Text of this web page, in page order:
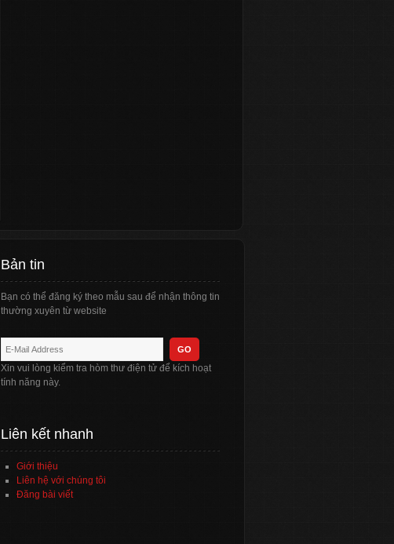
Bản tin
Bạn có thể đăng ký theo mẫu sau để nhận thông tin
thường xuyên từ website
Xin vui lòng kiểm tra hòm thư điện tử để kích hoạt
tính năng này.
Liên kết nhanh
Giới thiệu
Liên hệ với chúng tôi
Đăng bài viết